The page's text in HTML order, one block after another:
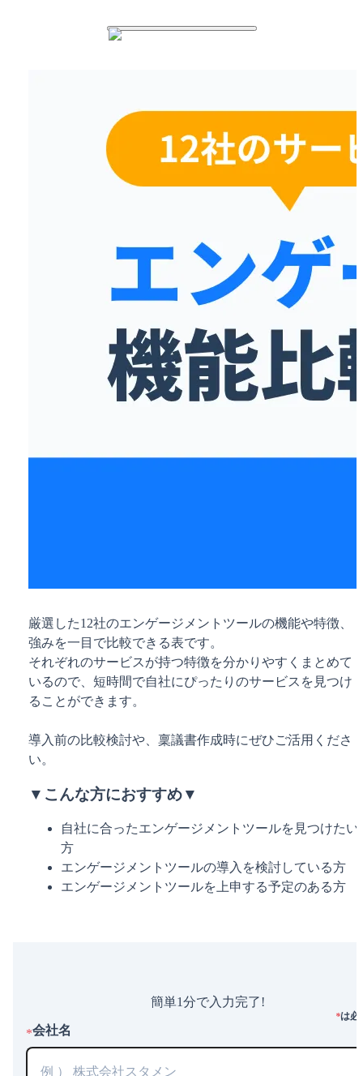
厳選した12社のエンゲージメントツールの機能や特徴、
強みを一目で比較できる表です。
それぞれのサービスが持つ特徴を分かりやすくまとめて
いるので、短時間で自社にぴったりのサービスを見つけ
ることができます。
導入前の比較検討や、稟議書作成時にぜひご活用くださ
い。
▼こんな方におすすめ▼
自社に合ったエンゲージメントツールを見つけたい
方
エンゲージメントツールの導入を検討している方
エンゲージメントツールを上申する予定のある方
簡単1分で入力完了!
*は必
*会社名